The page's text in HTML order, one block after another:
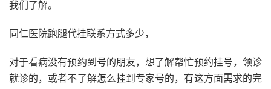
我们了解。
同仁医院跑腿代挂联系方式多少，
对于看病没有预约到号的朋友，想了解帮忙预约挂号，领诊
就诊的，或者不了解怎么挂到专家号的，有这方面需求的完